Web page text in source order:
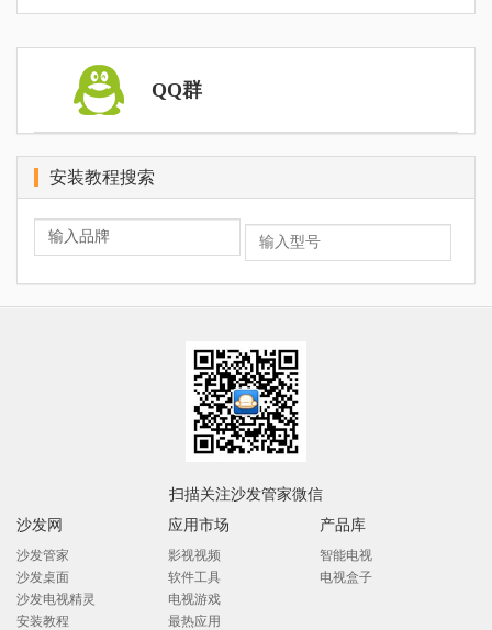
QQ群
安装教程搜索
扫描关注沙发管家微信
沙发网
沙发管家
沙发桌面
沙发电视精灵
安装教程
应用市场
影视视频
软件工具
电视游戏
最热应用
产品库
智能电视
电视盒子